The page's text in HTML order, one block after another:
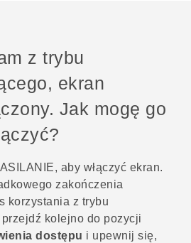
HTC
z trybu
ekran
Jak mogę go
, aby włączyć ekran.
zakończenia
korzystania z trybu
kolejno do pozycji
dostępu i upewnij się,